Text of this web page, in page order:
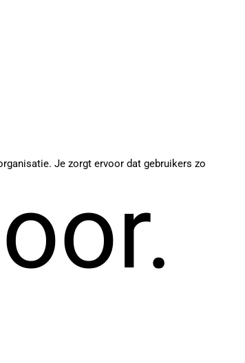
Je zorgt ervoor dat gebruikers zo